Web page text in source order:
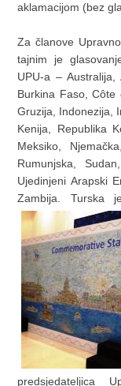
aklamacijom (bez
Za članove
tajnim je
UPU-a – Australija,
Burkina Faso, Côte
Gruzija, Indonezija,
Kenija, Republika
Meksiko,
Rumunjska,
Ujedinjeni Arapski
Zambija. Turska
predsjedateljica